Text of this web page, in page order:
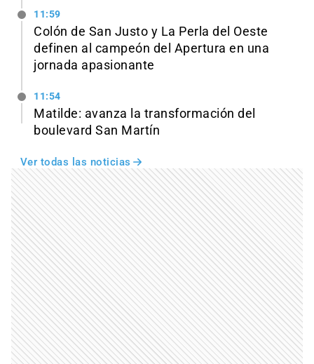
11:59
Colón de San Justo y La Perla del Oeste
definen al campeón del Apertura en una
jornada apasionante
11:54
Matilde: avanza la transformación del
boulevard San Martín
Ver todas las noticias